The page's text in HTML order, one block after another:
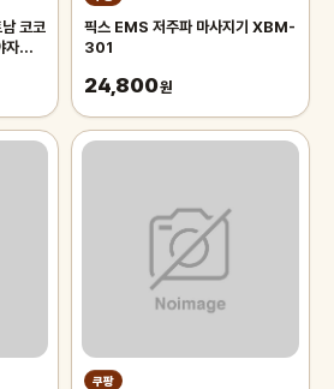
코코
열매
픽스 EMS 저주파 마사지기 XBM-
301
24,800원
쿠팡